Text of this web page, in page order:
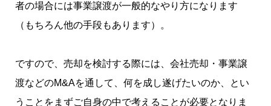
者の場合には事業譲渡が一般的なやり方になります
（もちろん他の手段もあります）。
ですので、売却を検討する際には、会社売却・事業譲
渡などのM&Aを通して、何を成し遂げたいのか、とい
うことをまずご自身の中で考えることが必要となりま